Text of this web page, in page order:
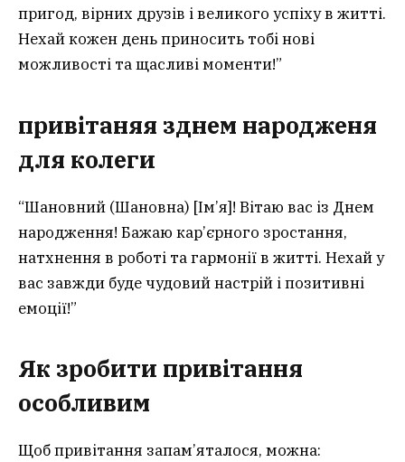
пригод, вірних друзів і великого успіху в житті.
Нехай кожен день приносить тобі нові
можливості та щасливі моменти!”
привітаняя зднем народженя
для колеги
“Шановний (Шановна) [Ім’я]! Вітаю вас із Днем
народження! Бажаю кар’єрного зростання,
натхнення в роботі та гармонії в житті. Нехай у
вас завжди буде чудовий настрій і позитивні
емоції!”
Як зробити привітання
особливим
Щоб привітання запам’яталося, можна: